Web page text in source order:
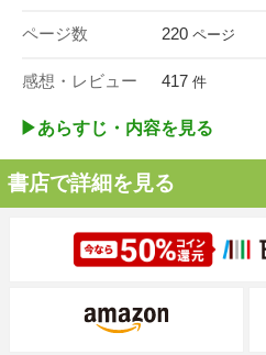
ページ数 220 ページ
感想・レビュー 417 件
▶︎あらすじ・内容を見る
書店で詳細を見る